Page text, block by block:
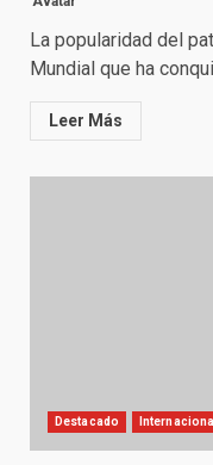
La popularidad del
Mundial que ha
Leer Más
Destacado Internacional